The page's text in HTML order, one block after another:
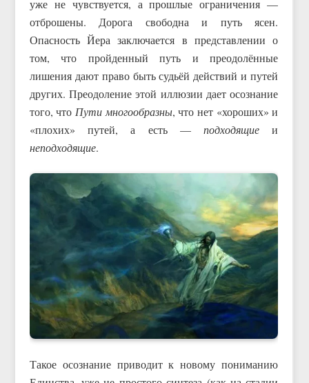
уже не чувствуется, а прошлые ограничения —
отброшены. Дорога свободна и путь ясен.
Опасность Йера заключается в представлении о
том, что пройденный путь и преодолённые
лишения дают право быть судьёй действий и путей
других. Преодоление этой иллюзии дает осознание
того, что Пути многообразны, что нет «хороших» и
«плохих» путей, а есть —подходящиеи
неподходящие.
Такое осознание приводит к новому пониманию